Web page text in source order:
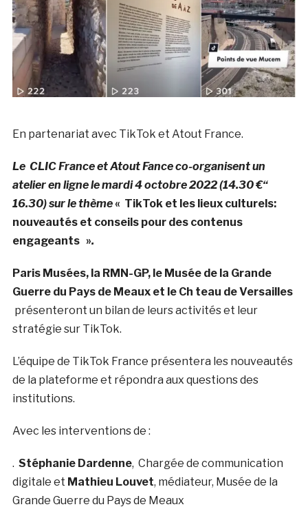
En partenariat avec TikTok et Atout France.
Le CLIC France et Atout Fance co-organisent un
atelier en ligne le mardi 4 octobre 2022 (14.30 €“
16.30) sur le thème« TikTok et les lieux culturels:
nouveautés et conseils pour des contenus
engageants ».
Paris Musées, la RMN-GP, le Musée de la Grande
Guerre du Pays de Meaux et le Ch teau de Versailles
présenteront un bilan de leurs activités et leur
stratégie sur TikTok.
L’équipe de TikTok France présentera les nouveautés
de la plateforme et répondra aux questions des
institutions.
Avec les interventions de :
. Stéphanie Dardenne, Chargée de communication
digitale et Mathieu Louvet, médiateur, Musée de la
Grande Guerre du Pays de Meaux